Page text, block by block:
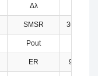
Δλ
SMSR 30 дБ
Pout
ER 9 дБ